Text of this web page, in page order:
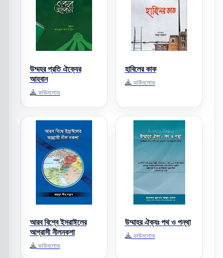
উম্মহর প্রতি ঐক্যের
আহবান
ডাউনলোড
হাবিলের কাক
ডাউনলোড
আরব বিশ্বে ইসরাঈলের
আগ্রাসী নীলনকশা
ডাউনলোড
উম্মাহর ঐক্যঃ পথ ও পন্থা
ডাউনলোড